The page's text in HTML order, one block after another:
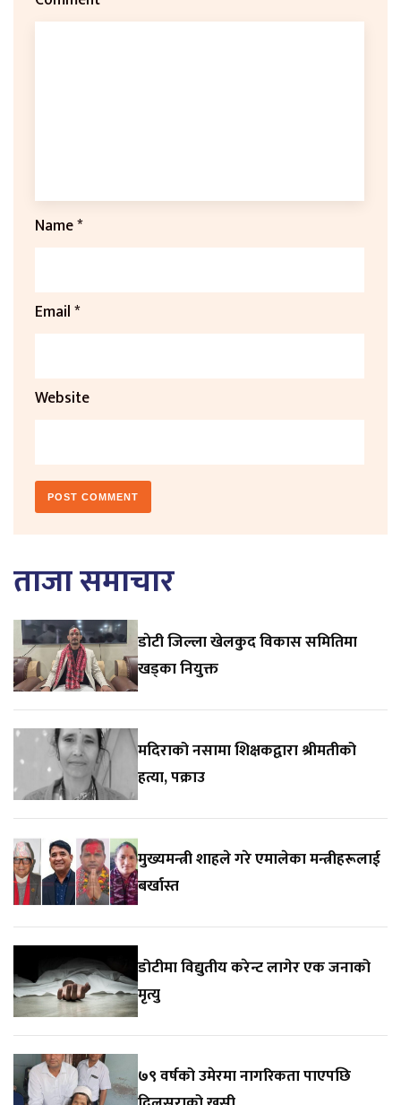
Name*
Email*
Website
ताजा समाचार
डाेटी जिल्ला खेलकुद विकास समितिमा
खड्का नियुक्त
मदिराको नसामा शिक्षकद्वारा श्रीमतीको
हत्या, पक्राउ
मुख्यमन्त्री शाहले गरे एमालेका मन्त्रीहरूलाई
बर्खास्त
डोटीमा विद्युतीय करेन्ट लागेर एक जनाको
मृत्यु
७९ वर्षको उमेरमा नागरिकता पाएपछि